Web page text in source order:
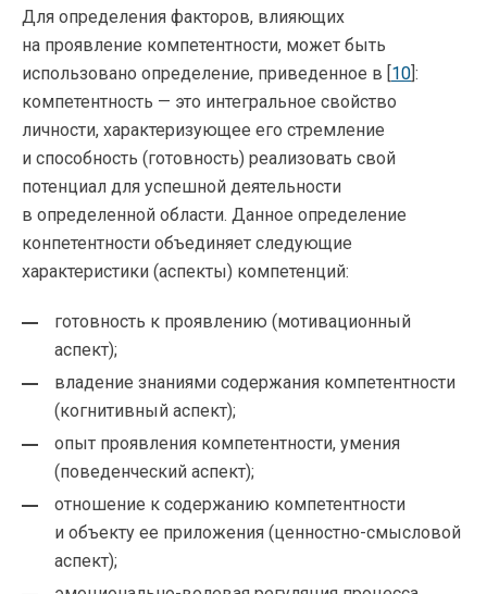
Для определения факторов, влияющих
на проявление компетентности, может быть
использовано определение, приведенное в [10]:
компетентность — это интегральное свойство
личности, характеризующее его стремление
и способность (готовность) реализовать свой
потенциал для успешной деятельности
в определенной области. Данное определение
конпетентности объединяет следующие
характеристики (аспекты) компетенций:
готовность к проявлению (мотивационный
аспект);
владение знаниями содержания компетентности
(когнитивный аспект);
опыт проявления компетентности, умения
(поведенческий аспект);
отношение к содержанию компетентности
и объекту ее приложения (ценностно-смысловой
аспект);